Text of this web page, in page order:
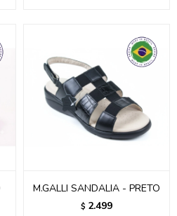
M.GALLI SANDALIA - PRETO
$ 2.499